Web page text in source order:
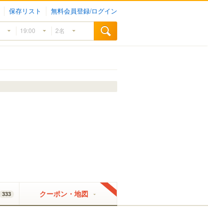
保存リスト 無料会員登録/ログイン
333 クーポン・地図